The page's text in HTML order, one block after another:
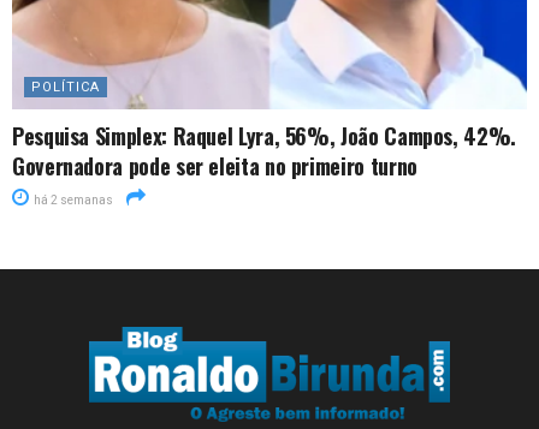
POLÍTICA
Pesquisa Simplex: Raquel Lyra, 56%, João Campos, 42%.
Governadora pode ser eleita no primeiro turno
há 2 semanas